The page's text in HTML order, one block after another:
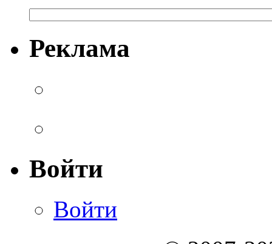
Реклама
Войти
Войти